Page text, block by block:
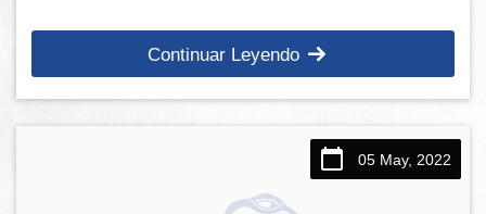
Continuar Leyendo
05 May, 2022